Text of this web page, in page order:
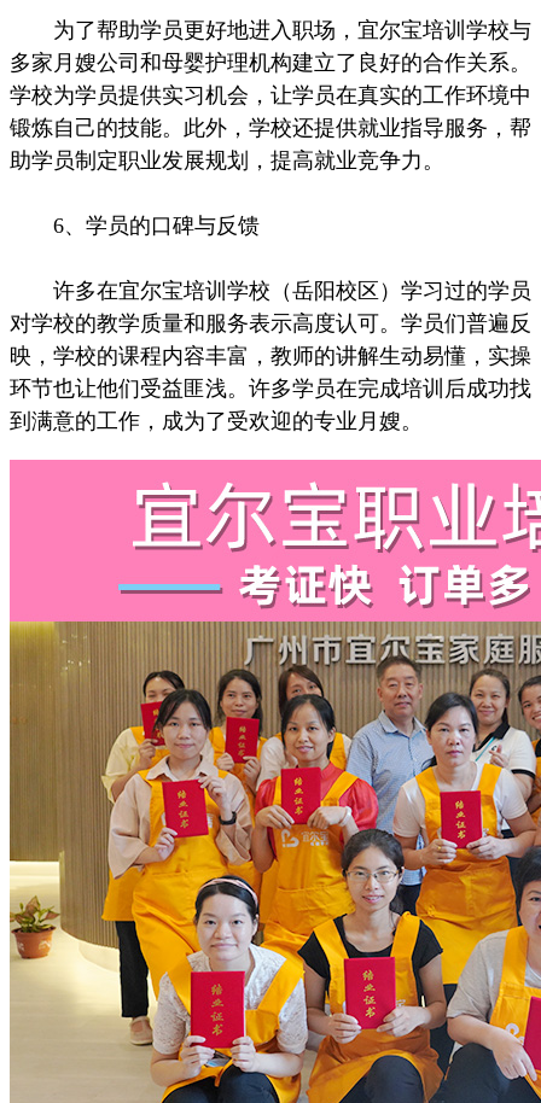
为了帮助学员更好地进入职场，宜尔宝培训学校与
多家月嫂公司和母婴护理机构建立了良好的合作关系。
学校为学员提供实习机会，让学员在真实的工作环境中
锻炼自己的技能。此外，学校还提供就业指导服务，帮
助学员制定职业发展规划，提高就业竞争力。
6、学员的口碑与反馈
许多在宜尔宝培训学校（岳阳校区）学习过的学员
对学校的教学质量和服务表示高度认可。学员们普遍反
映，学校的课程内容丰富，教师的讲解生动易懂，实操
环节也让他们受益匪浅。许多学员在完成培训后成功找
到满意的工作，成为了受欢迎的专业月嫂。